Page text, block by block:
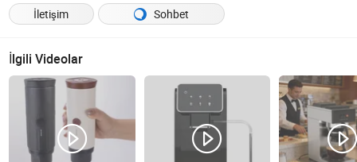
İletişim
Sohbet
İlgili Videolar